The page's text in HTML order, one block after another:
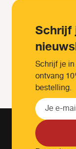
Schrijf
Schrijf je
ontvang
bestelling.